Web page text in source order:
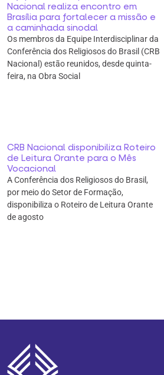
Nacional realiza encontro em
Brasília para fortalecer a missão e
a caminhada sinodal
Os membros da Equipe Interdisciplinar da
Conferência dos Religiosos do Brasil (CRB
Nacional) estão reunidos, desde quinta-
feira, na Obra Social
CRB Nacional disponibiliza Roteiro
de Leitura Orante para o Mês
Vocacional
A Conferência dos Religiosos do Brasil,
por meio do Setor de Formação,
disponibiliza o Roteiro de Leitura Orante
de agosto